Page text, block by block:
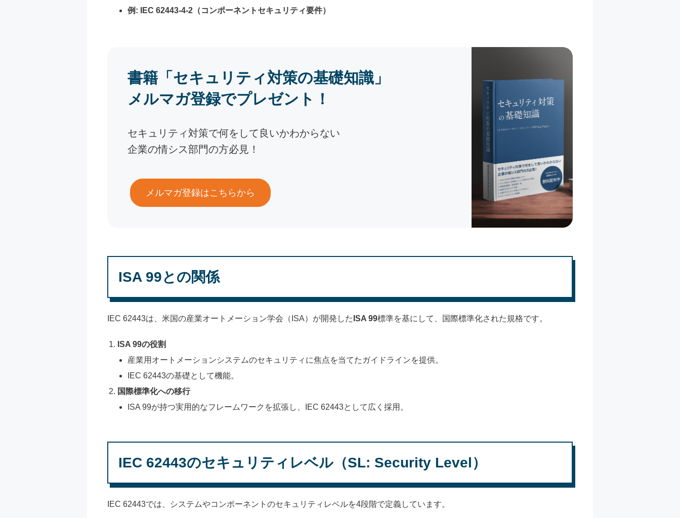
例: IEC 62443-4-2（コンポーネントセキュリティ要件）
書籍「セキュリティ対策の基礎知識」
メルマガ登録でプレゼント！
セキュリティ対策で何をして良いかわからない
企業の情シス部門の方必見！
メルマガ登録はこちらから
ISA 99との関係
IEC 62443は、米国の産業オートメーション学会（ISA）が開発した ISA 99標準を基にして、国際標準化された規格です。
ISA 99の役割
産業用オートメーションシステムのセキュリティに焦点を当てたガイドラインを提供。
IEC 62443の基礎として機能。
国際標準化への移行
ISA 99が持つ実用的なフレームワークを拡張し、IEC 62443として広く採用。
IEC 62443のセキュリティレベル（SL: Security Level）
IEC 62443では、システムやコンポーネントのセキュリティレベルを4段階で定義しています。